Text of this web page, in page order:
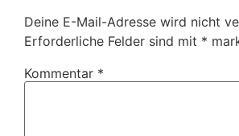
Deine E-Mail-Adresse wird nicht
Erforderliche Felder sind mit *
Kommentar *